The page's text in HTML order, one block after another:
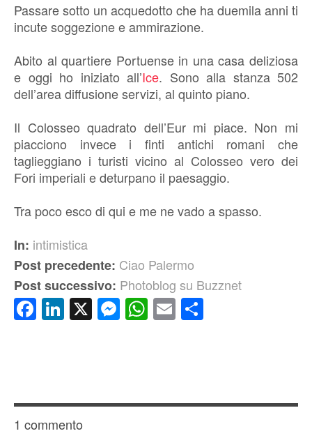
Passare sotto un acquedotto che ha duemila anni ti
incute soggezione e ammirazione.
Abito al quartiere Portuense in una casa deliziosa
e oggi ho iniziato all’Ice. Sono alla stanza 502
dell’area diffusione servizi, al quinto piano.
Il Colosseo quadrato dell’Eur mi piace. Non mi
piacciono invece i finti antichi romani che
taglieggiano i turisti vicino al Colosseo vero dei
Fori imperiali e deturpano il paesaggio.
Tra poco esco di qui e me ne vado a spasso.
In: intimistica
Post precedente: Ciao Palermo
Post successivo: Photoblog su Buzznet
Facebook
LinkedIn
X Messenger
WhatsApp
Email
1 commento